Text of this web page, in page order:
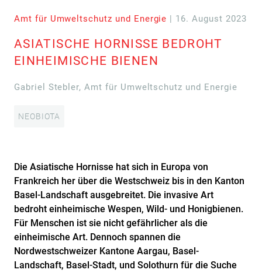
Amt für Umweltschutz und Energie | 16. August 2023
ASIATISCHE HORNISSE BEDROHT
EINHEIMISCHE BIENEN
Gabriel Stebler, Amt für Umweltschutz und Energie
NEOBIOTA
Die Asiatische Hornisse hat sich in Europa von
Frankreich her über die Westschweiz bis in den Kanton
Basel-Landschaft ausgebreitet. Die invasive Art
bedroht einheimische Wespen, Wild- und Honigbienen.
Für Menschen ist sie nicht gefährlicher als die
einheimische Art. Dennoch spannen die
Nordwestschweizer Kantone Aargau, Basel-
Landschaft, Basel-Stadt, und Solothurn für die Suche